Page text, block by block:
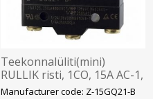
Teekonnalüliti(mini)
RULLIK risti, 1CO, 15A AC-1,
kruviklemm, Omron
Manufacturer code: Z-15GQ21-B